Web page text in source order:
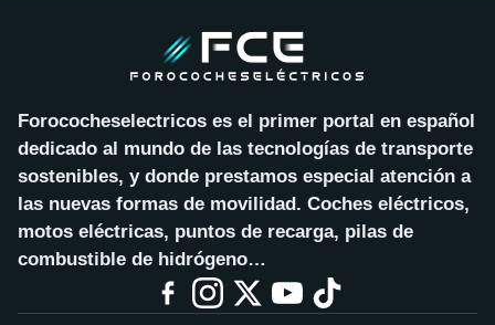
Forococheselectricos es el primer portal en español
dedicado al mundo de las tecnologías de transporte
sostenibles, y donde prestamos especial atención a
las nuevas formas de movilidad. Coches eléctricos,
motos eléctricas, puntos de recarga, pilas de
combustible de hidrógeno…